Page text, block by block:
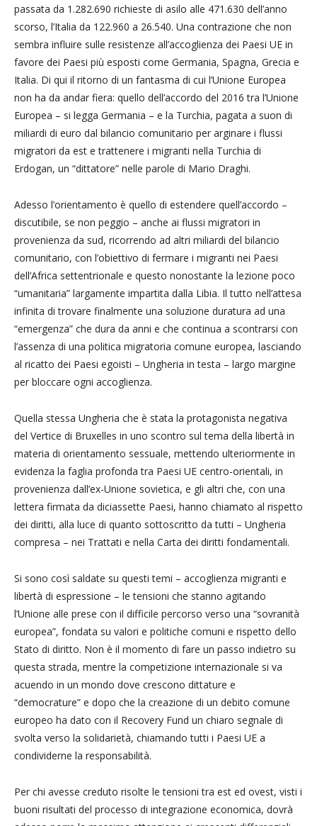
passata da 1.282.690 richieste di asilo alle 471.630 dell’anno
scorso, l’Italia da 122.960 a 26.540. Una contrazione che non
sembra influire sulle resistenze all’accoglienza dei Paesi UE in
favore dei Paesi più esposti come Germania, Spagna, Grecia e
Italia. Di qui il ritorno di un fantasma di cui l’Unione Europea
non ha da andar fiera: quello dell’accordo del 2016 tra l’Unione
Europea – si legga Germania – e la Turchia, pagata a suon di
miliardi di euro dal bilancio comunitario per arginare i flussi
migratori da est e trattenere i migranti nella Turchia di
Erdogan, un “dittatore” nelle parole di Mario Draghi.
Adesso l’orientamento è quello di estendere quell’accordo –
discutibile, se non peggio – anche ai flussi migratori in
provenienza da sud, ricorrendo ad altri miliardi del bilancio
comunitario, con l’obiettivo di fermare i migranti nei Paesi
dell’Africa settentrionale e questo nonostante la lezione poco
“umanitaria” largamente impartita dalla Libia. Il tutto nell’attesa
infinita di trovare finalmente una soluzione duratura ad una
“emergenza” che dura da anni e che continua a scontrarsi con
l’assenza di una politica migratoria comune europea, lasciando
al ricatto dei Paesi egoisti – Ungheria in testa – largo margine
per bloccare ogni accoglienza.
Quella stessa Ungheria che è stata la protagonista negativa
del Vertice di Bruxelles in uno scontro sul tema della libertà in
materia di orientamento sessuale, mettendo ulteriormente in
evidenza la faglia profonda tra Paesi UE centro-orientali, in
provenienza dall’ex-Unione sovietica, e gli altri che, con una
lettera firmata da diciassette Paesi, hanno chiamato al rispetto
dei diritti, alla luce di quanto sottoscritto da tutti – Ungheria
compresa – nei Trattati e nella Carta dei diritti fondamentali.
Si sono così saldate su questi temi – accoglienza migranti e
libertà di espressione – le tensioni che stanno agitando
l’Unione alle prese con il difficile percorso verso una “sovranità
europea”, fondata su valori e politiche comuni e rispetto dello
Stato di diritto. Non è il momento di fare un passo indietro su
questa strada, mentre la competizione internazionale si va
acuendo in un mondo dove crescono dittature e
“democrature” e dopo che la creazione di un debito comune
europeo ha dato con il Recovery Fund un chiaro segnale di
svolta verso la solidarietà, chiamando tutti i Paesi UE a
condividerne la responsabilità.
Per chi avesse creduto risolte le tensioni tra est ed ovest, visti i
buoni risultati del processo di integrazione economica, dovrà